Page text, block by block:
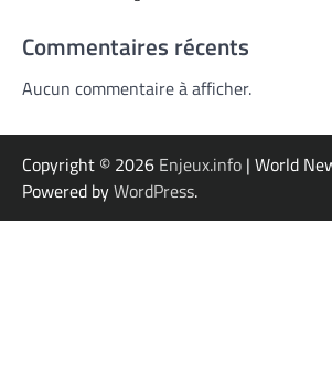
Commentaires récents
Aucun commentaire à afficher.
Copyright © 2026 Enjeux.info | World
Powered byWordPress.